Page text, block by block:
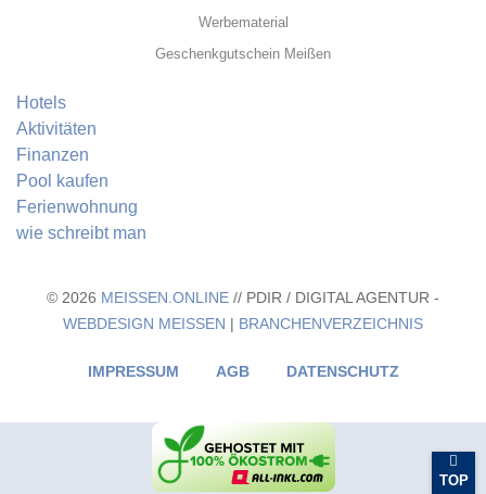
Werbematerial
Geschenkgutschein Meißen
Hotels
Aktivitäten
Finanzen
Pool kaufen
Ferienwohnung
wie schreibt man
© 2026 MEISSEN.ONLINE // PDIR / DIGITAL AGENTUR -
WEBDESIGN MEISSEN
| BRANCHENVERZEICHNIS
IMPRESSUM AGB DATENSCHUTZ
TOP